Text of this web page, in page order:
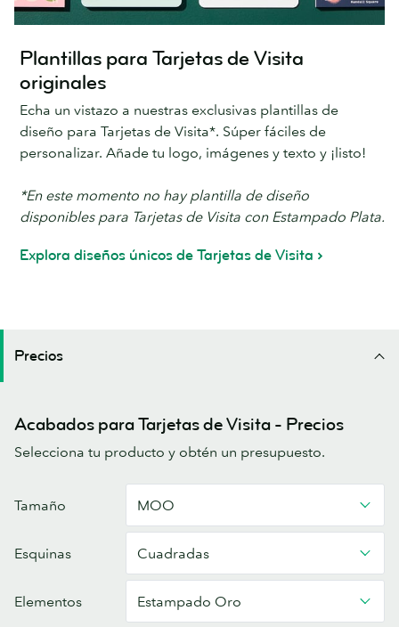
Plantillas para Tarjetas de Visita
originales
Echa un vistazo a nuestras exclusivas plantillas de
diseño para Tarjetas de Visita*. Súper fáciles de
personalizar. Añade tu logo, imágenes y texto y ¡listo!
*En este momento no hay plantilla de diseño
disponibles para Tarjetas de Visita con Estampado Plata.
Explora diseños únicos de Tarjetas de Visita
Precios
Acabados para Tarjetas de Visita - Precios
Selecciona tu producto y obtén un presupuesto.
de
Colección
Medida
Tamaño MOO
Esquinas Cuadradas
Elementos Estampado Oro